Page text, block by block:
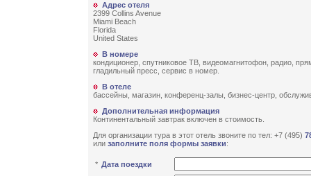
Адрес отеля
2399 Collins Avenue
Miami Beach
Florida
United States
В номере
кондиционер, спутниковое ТВ, видеомагнитофон, радио,
гладильный пресс, сервис в номер.
В отеле
бассейны, магазин, конференц-залы, бизнес-центр,
Дополнительная информация
Континентальный завтрак включен в стоимость.
Для организации тура в этот отель звоните по тел: +7 (495)
или заполните поля формы заявки:
* Дата поездки